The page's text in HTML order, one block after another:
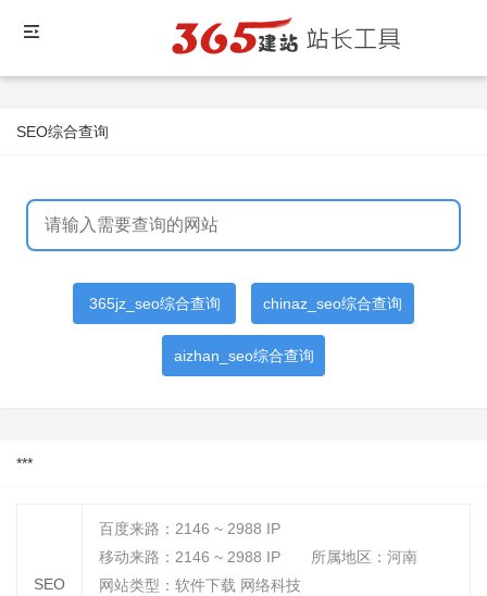
SEO综合查询
365jz_seo综合查询 chinaz_seo综合查询
aizhan_seo综合查询
***
SEO
百度来路： 2146 ~ 2988 IP
移动来路： 2146 ~ 2988 IP
所属地区：河南
网站类型：软件下载 网络科技